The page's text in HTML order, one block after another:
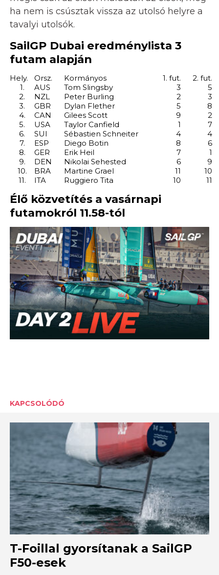
ha nem is csúsztak vissza az utolsó helyre a
tavalyi utolsók.
SailGP Dubai eredménylista 3
futam alapján
Hely. Orsz. Kormányos 1. fut.
2. fut.
1.
AUS Tom Slingsby 3
5
2.
NZL Peter Burling 2
3
3.
GBR Dylan Flether 5
8
4.
CAN Gilees Scott 9
2
5.
USA Taylor Canfield 1
7
6.
SUI Sébastien Schneiter 4
4
7.
ESP Diego Botin 8
6
8.
GER Erik Heil 7
1
9.
DEN Nikolai Sehested 6
9
10.
BRA Martine Grael 11
10
11.
ITA Ruggiero Tita 10 11
Élő közvetítés a vasárnapi
futamokról 11.58-tól
KAPCSOLÓDÓ
T-Foillal gyorsítanak a SailGP
F50-esek